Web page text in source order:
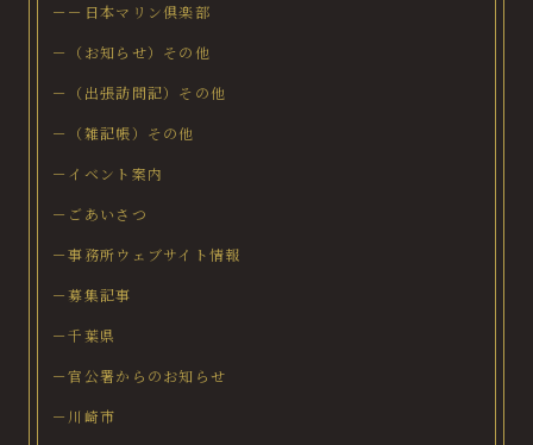
－－日本マリン倶楽部
－（お知らせ）その他
－（出張訪問記）その他
－（雑記帳）その他
－イベント案内
－ごあいさつ
－事務所ウェブサイト情報
－募集記事
－千葉県
－官公署からのお知らせ
－川崎市